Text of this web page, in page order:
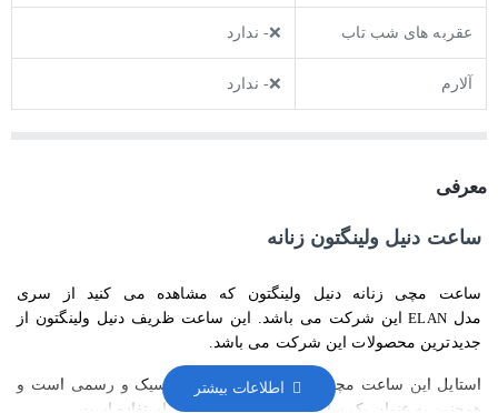
عقربه های شب تاب ❌- ندارد
آلارم ❌- ندارد
معرفی
ساعت دنیل ولینگتون زنانه
ساعت مچی زنانه دنیل ولینگتون که مشاهده می کنید از سری
مدلELAN
این شرکت می باشد. این ساعت ظریف دنیل ولینگتون از
جدیدترین محصولات این شرکت می باشد.
استایل این ساعت مچی زنانه دنیل ولینگتون کلاسیک و رسمی است و
همچنین به عنوان یک ساعت روزمره بادوام قابل استفاده است.